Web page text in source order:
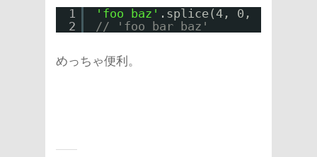
1
2
'foo baz' .splice(4, 0,
// 'foo bar baz'
めっちゃ便利。